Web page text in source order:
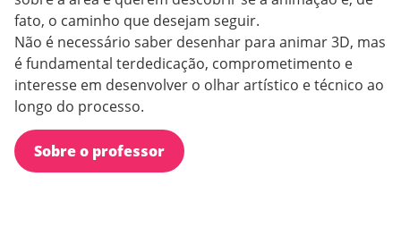
fato, o caminho que desejam seguir.
Não é necessário saber desenhar para animar 3D, mas
é fundamental terdedicação, comprometimento e
interesse em desenvolver o olhar artístico e técnico ao
longo do processo.
Sobre o professor